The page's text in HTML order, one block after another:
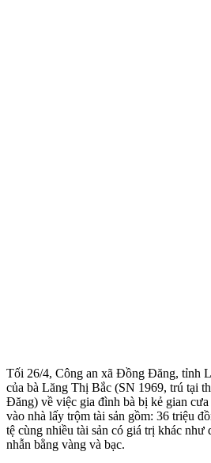
Tối 26/4, Công an xã Đồng Đăng, tỉnh
của bà Lăng Thị Bắc (SN 1969, trú tại
Đăng) về việc gia đình bà bị kẻ gian cưa
vào nhà lấy trộm tài sản gồm: 36 triệu
tệ cùng nhiều tài sản có giá trị khác như
nhẫn bằng vàng và bạc.